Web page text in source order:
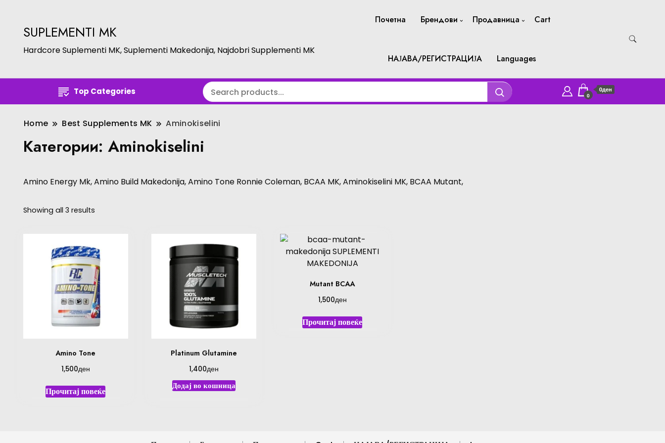
SUPLEMENTI MK
Hardcore Suplementi MK, Suplementi Makedonija, Najdobri Supplementi MK
Почетна Брендови Продавница Cart
НАЈАВА/РЕГИСТРАЦИЈА Languages
Top Categories 0
0ден
Home Best Supplements MK Aminokiselini
Категории: Aminokiselini
Amino Energy Mk, Amino Build Makedonija, Amino Tone Ronnie Coleman, BCAA MK, Aminokiselini MK, BCAA Mutant,
Showing all 3 results
Amino Tone
1,500ден
Прочитај повеќе
Platinum Glutamine
1,400ден
Додај во кошница
Mutant BCAA
1,500ден
Прочитај повеќе